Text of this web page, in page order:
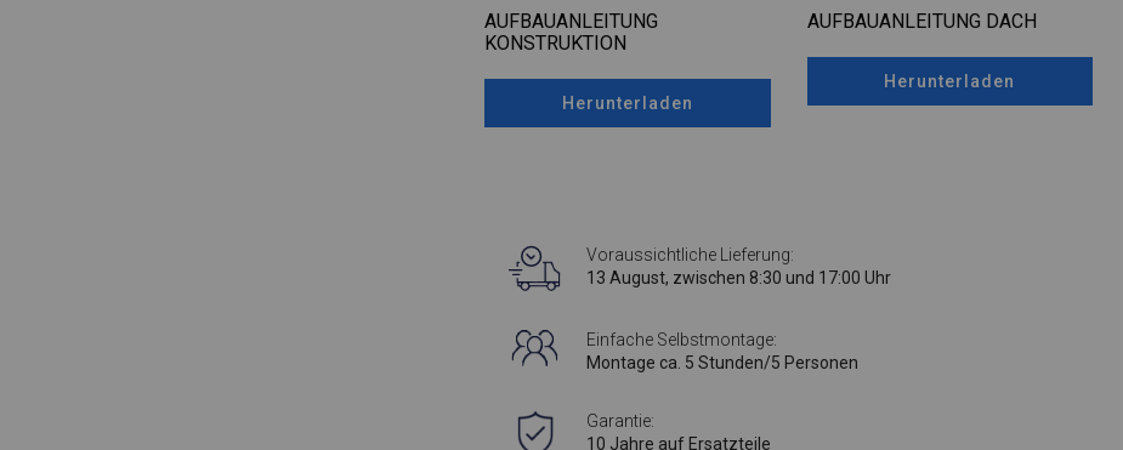
AUFBAUANLEITUNG
KONSTRUKTION
Herunterladen
AUFBAUANLEITUNG DACH
Herunterladen
Voraussichtliche Lieferung:
13 August, zwischen 8:30 und 17:00 Uhr
Einfache Selbstmontage:
Montage ca. 5 Stunden/5 Personen
Garantie:
10 Jahre auf Ersatzteile